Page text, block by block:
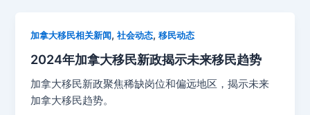
加拿大移民相关新闻 ,社会动态,移民动态
2024年加拿大移民新政揭示未来移民趋势
加拿大移民新政聚焦稀缺岗位和偏远地区，揭示未来
加拿大移民趋势。